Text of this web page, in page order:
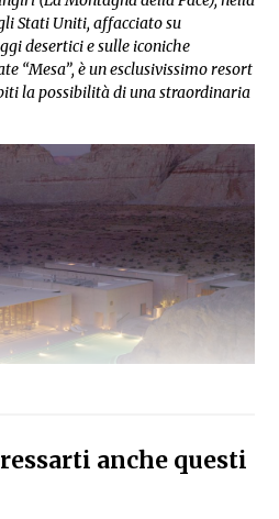
Stati Uniti, affacciato su
desertici e sulle iconiche
“Mesa”, è un esclusivissimo resort
la possibilità di una straordinaria
anche questi